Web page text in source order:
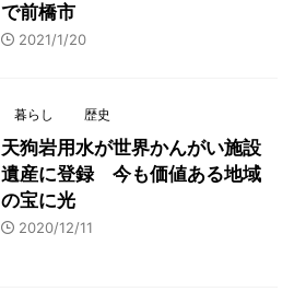
で前橋市
2021/1/20
暮らし 歴史
天狗岩用水が世界かんがい施設
遺産に登録 今も価値ある地域
の宝に光
2020/12/11